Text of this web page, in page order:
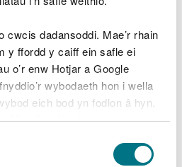
cwcis dadansoddi. Mae’r rhain
y ffordd y caiff ein safle ei
o’r enw Hotjar a Google
wybodaeth hon i wella
eich bod yn fodlon â hyn.
i gadw eich dewis.
cwcis cyn i chi ddewis.
(Explorer Map 187).